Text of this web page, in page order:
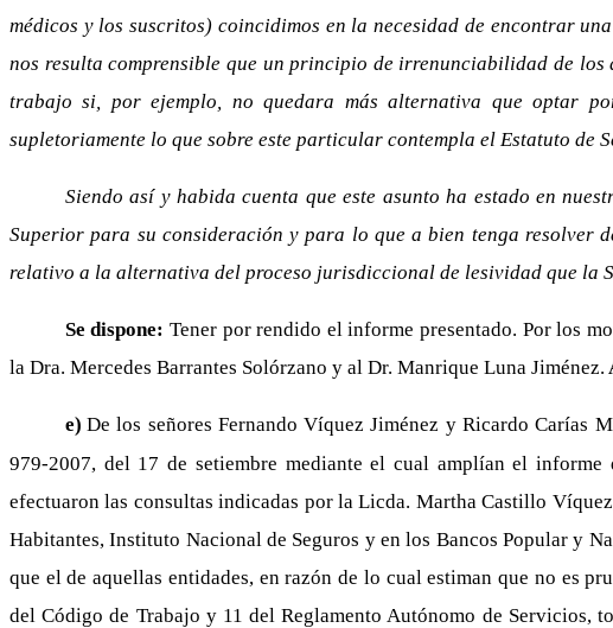
médicos y los suscritos) coincidimos en la necesidad de encontrar
nos resulta comprensible que un principio de irrenunciabilidad de
trabajo si, por ejemplo, no quedara más alternativa que optar
supletoriamente lo que sobre este particular contempla el Estatuto de
Siendo así y habida cuenta que este asunto ha estado en
Superior para su consideración y para lo que a bien tenga resolver
relativo a la alternativa del proceso jurisdiccional de lesividad que la
Se dispone: Tener por rendido el informe presentado. Por los
la Dra. Mercedes Barrantes Solórzano y al Dr. Manrique Luna Jiménez.
e) De los señores Fernando Víquez Jiménez y Ricardo Carías
979-2007, del 17 de setiembre mediante el cual amplían el
efectuaron las consultas indicadas por la Licda. Martha Castillo
Habitantes, Instituto Nacional de Seguros y en los Bancos Popular y
que el de aquellas entidades, en razón de lo cual estiman que no es
del Código de Trabajo y 11 del Reglamento Autónomo de Servicios,